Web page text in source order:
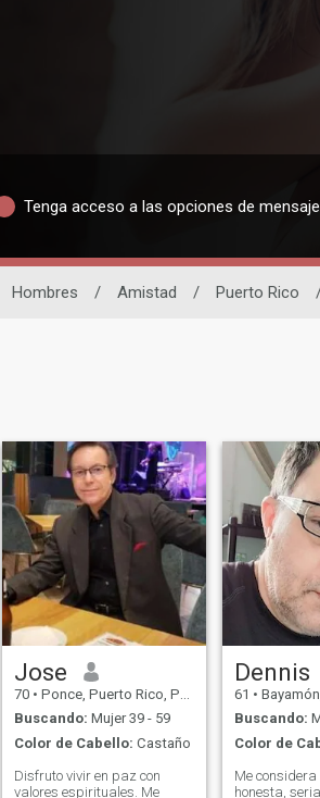
Tenga acceso a las opciones de
Hombres / Amistad / Puerto Rico
Jose
70 • Ponce, Puerto Rico, Puerto Rico
Buscando: Mujer 39 - 59
Color de Cabello: Castaño
Disfruto vivir en paz con
valores espirituales. Me
Dennis
61 • Bayamón,
Buscando:
Color de
Me
honesta,